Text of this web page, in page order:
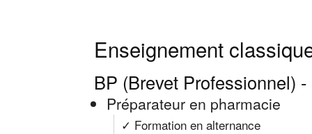
Enseignement
BP (Brevet Professionnel)
Préparateur en pharmacie
✓ Formation en alternance